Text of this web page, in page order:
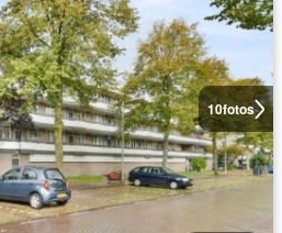
10fotos